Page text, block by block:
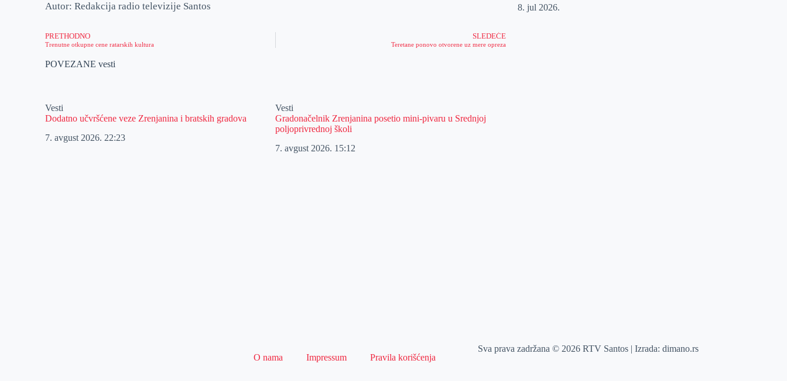
Autor: Redakcija radio televizije Santos
PRETHODNO
Trenutne otkupne cene ratarskih kultura
SLEDEĆE
Teretane ponovo otvorene uz mere opreza
POVEZANE vesti
Vesti
Dodatno učvršćene veze Zrenjanina i bratskih gradova
7. avgust 2026. 22:23
Vesti
Gradonačelnik Zrenjanina posetio mini-pivaru u Srednjoj
poljoprivrednoj školi
7. avgust 2026. 15:12
8. jul 2026.
O nama Impressum Pravila korišćenja
Sva prava zadržana © 2026 RTV Santos | Izrada:dimano.rs